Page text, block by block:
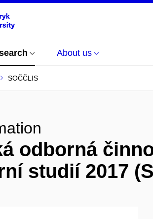
About us
SOČČLIS
odborná
studií 2017